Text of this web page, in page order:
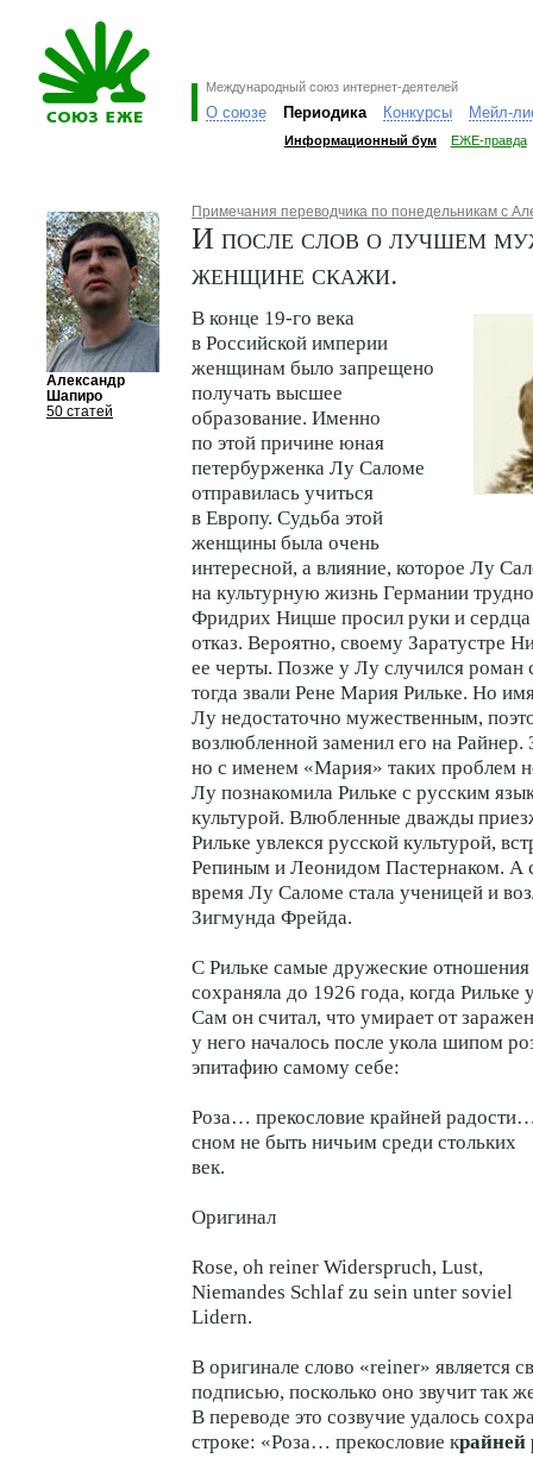
Международный союз интернет-деятелей
О союзе Периодика Конкурсы Мейл-
Информационный бум ЕЖЕ-правда
Александр
Шапиро
50 статей
Примечания переводчика по понедельникам с
И после слов о лучшем
женщине скажи.
В конце 19-го века
в Российской империи
женщинам было запрещено
получать высшее
образование. Именно
по этой причине юная
петербурженка Лу Саломе
отправилась учиться
в Европу. Судьба этой
женщины была очень
интересной, а влияние, которое Лу
на культурную жизнь Германии
Фридрих Ницше просил руки и
отказ. Вероятно, своему Заратустре
ее черты. Позже у Лу случился роман
тогда звали Рене Мария Рильке. Но
Лу недостаточно мужественным,
возлюбленной заменил его на Райнер.
но с именем «Мария» таких проблем
Лу познакомила Рильке с русским
культурой. Влюбленные дважды
Рильке увлекся русской культурой,
Репиным и Леонидом Пастернаком. А
время Лу Саломе стала ученицей и
Зигмунда Фрейда.
С Рильке самые дружеские
сохраняла до 1926 года, когда Рильке
Сам он считал, что умирает от
у него началось после укола шипом
эпитафию самому себе:
Роза… прекословие крайней
сном не быть ничьим среди стольких
век.
Оригинал
Rose, oh reiner Widerspruch, Lust,
Niemandes Schlaf zu sein unter soviel
Lidern.
В оригинале слово «reiner» является
подписью, посколько оно звучит так
В переводе это созвучие удалось
строке: «Роза… прекословие крайней